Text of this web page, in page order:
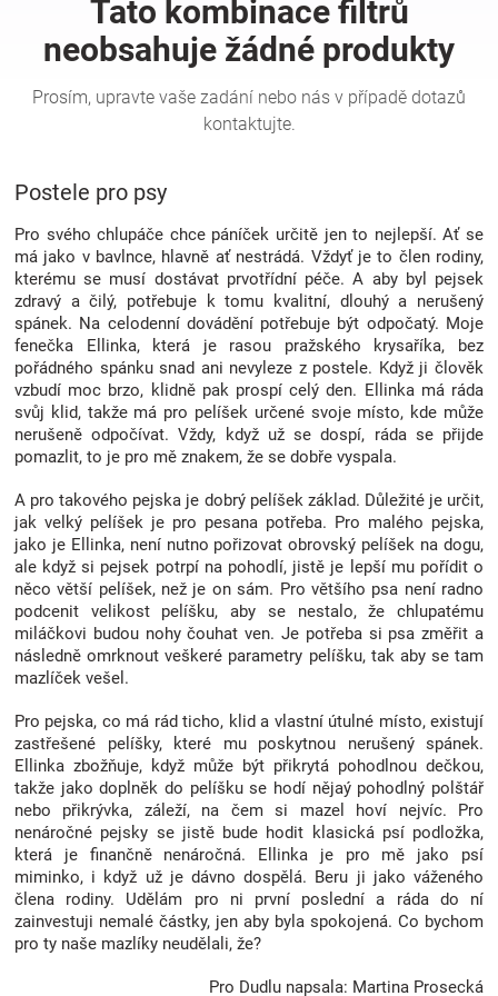
Hračky
pro
děti
Těhotenské
oblečení
Novinky
Značky
Blog
Hračkářství
Postele pro psy
Pro svého chlupáče chce páníček určitě jen to nejlepší. Ať se
má jako v bavlnce, hlavně ať nestrádá. Vždyť je to člen rodiny,
kterému se musí dostávat prvotřídní péče. A aby byl pejsek
zdravý a čilý, potřebuje k tomu kvalitní, dlouhý a nerušený
spánek. Na celodenní dovádění potřebuje být odpočatý. Moje
fenečka Ellinka, která je rasou pražského krysaříka, bez
pořádného spánku snad ani nevyleze z postele. Když ji člověk
vzbudí moc brzo, klidně pak prospí celý den. Ellinka má ráda
svůj klid, takže má pro pelíšek určené svoje místo, kde může
nerušeně odpočívat. Vždy, když už se dospí, ráda se přijde
pomazlit, to je pro mě znakem, že se dobře vyspala.
A pro takového pejska je dobrý pelíšek základ. Důležité je určit,
jak velký pelíšek je pro pesana potřeba. Pro malého pejska,
jako je Ellinka, není nutno pořizovat obrovský pelíšek na dogu,
ale když si pejsek potrpí na pohodlí, jistě je lepší mu pořídit o
něco větší pelíšek, než je on sám. Pro většího psa není radno
podcenit velikost pelíšku, aby se nestalo, že chlupatému
miláčkovi budou nohy čouhat ven. Je potřeba si psa změřit a
následně omrknout veškeré parametry pelíšku, tak aby se tam
mazlíček vešel.
Pro pejska, co má rád ticho, klid a vlastní útulné místo, existují
zastřešené pelíšky, které mu poskytnou nerušený spánek.
Ellinka zbožňuje, když může být přikrytá pohodlnou dečkou,
takže jako doplněk do pelíšku se hodí nějaý pohodlný polštář
nebo přikrývka, záleží, na čem si mazel hoví nejvíc. Pro
nenáročné pejsky se jistě bude hodit klasická psí podložka,
která je finančně nenáročná. Ellinka je pro mě jako psí
miminko, i když už je dávno dospělá. Beru ji jako váženého
člena rodiny. Udělám pro ni první poslední a ráda do ní
zainvestuji nemalé částky, jen aby byla spokojená. Co bychom
pro ty naše mazlíky neudělali, že?
Pro Dudlu napsala: Martina Prosecká